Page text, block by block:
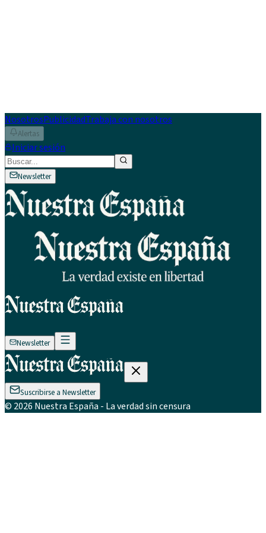
NosotrosPublicidadTrabaja con nosotros
Alertas
Iniciar sesión
Newsletter
Newsletter
Suscribirse a Newsletter
© 2026 Nuestra España - La verdad sin censura